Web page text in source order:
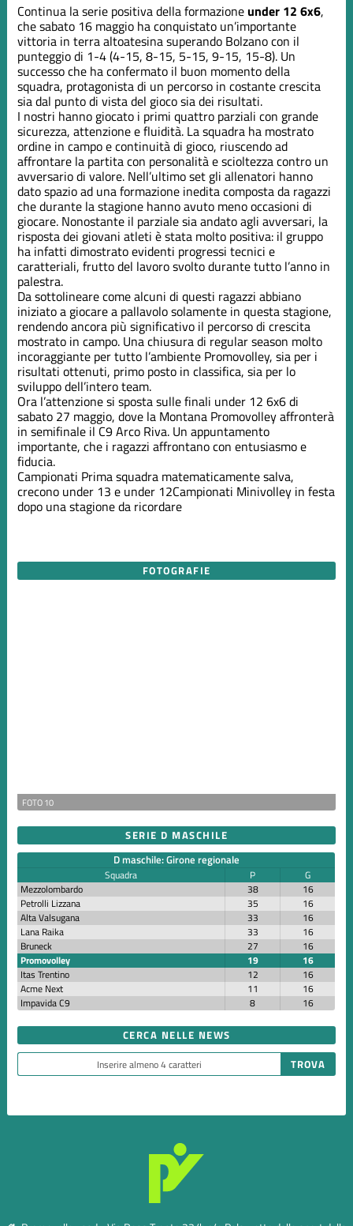
Continua la serie positiva della formazioneunder 12 6x6,
che sabato 16 maggio ha conquistato un’importante
vittoria in terra altoatesina superando Bolzano con il
punteggio di 1-4 (4-15, 8-15, 5-15, 9-15, 15-8). Un
successo che ha confermato il buon momento della
squadra, protagonista di un percorso in costante crescita
sia dal punto di vista del gioco sia dei risultati.
I nostri hanno giocato i primi quattro parziali con grande
sicurezza, attenzione e fluidità. La squadra ha mostrato
ordine in campo e continuità di gioco, riuscendo ad
affrontare la partita con personalità e scioltezza contro un
avversario di valore. Nell’ultimo set gli allenatori hanno
dato spazio ad una formazione inedita composta da ragazzi
che durante la stagione hanno avuto meno occasioni di
giocare. Nonostante il parziale sia andato agli avversari, la
risposta dei giovani atleti è stata molto positiva: il gruppo
ha infatti dimostrato evidenti progressi tecnici e
caratteriali, frutto del lavoro svolto durante tutto l’anno in
palestra.
Da sottolineare come alcuni di questi ragazzi abbiano
iniziato a giocare a pallavolo solamente in questa stagione,
rendendo ancora più significativo il percorso di crescita
mostrato in campo. Una chiusura di regular season molto
incoraggiante per tutto l’ambiente Promovolley, sia per i
risultati ottenuti, primo posto in classifica, sia per lo
sviluppo dell’intero team.
Ora l’attenzione si sposta sulle finali under 12 6x6 di
sabato 27 maggio, dove la Montana Promovolley affronterà
in semifinale il C9 Arco Riva. Un appuntamento
importante, che i ragazzi affrontano con entusiasmo e
fiducia.
Campionati Prima squadra matematicamente salva,
crecono under 13 e under 12Campionati Minivolley in festa
dopo una stagione da ricordare
FOTOGRAFIE
FOTO 10
SERIE D MASCHILE
D maschile: Girone regionale
Squadra P
G
Mezzolombardo
38
16
Petrolli Lizzana
35
16
Alta Valsugana
33
16
Lana Raika
33
16
Bruneck
27
16
Promovolley
19
16
Itas Trentino
12
16
Acme Next
11
16
Impavida C9
8 16
CERCA NELLE NEWS